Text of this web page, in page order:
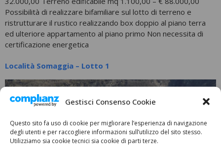
Gestisci Consenso Cookie
Questo sito fa uso di cookie per migliorare l’esperienza di navigazione
degli utenti e per raccogliere informazioni sull’utilizzo del sito stesso.
Utilizziamo sia cookie tecnici sia cookie di parti terze.
Possibilità di realizzare bifamiliare sul lotto di terreno e
ristrutturare il rustico realizzando box doppio al piano terra
ed ulteriore appartamento al piano primo Non necessita di
certificazione energetica
Località Somaggia – Lotto 1